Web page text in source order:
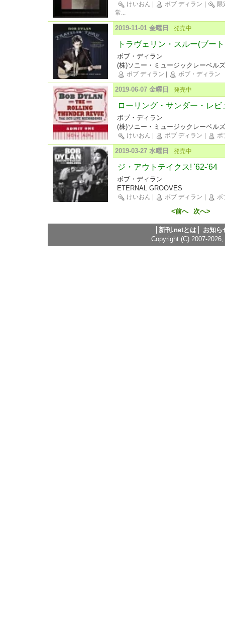
けいおん ボブ ディラン
限
常...
2019-11-01 金曜日 発売中
トラヴェリン・スルー(ブー
ボブ・ディラン
(株)ソニー・ミュージックレーベルズ
ボブ ディラン ボブ・ディラン
2019-06-07 金曜日 発売中
ローリング・サンダー・レビ
ボブ・ディラン
(株)ソニー・ミュージックレーベルズ
けいおん ボブ ディラン ボ
2019-03-27 水曜日 発売中
ジ・アウトテイクス! '62-'64
ボブ・ディラン
ETERNAL GROOVES
けいおん ボブ ディラン ボ
<前へ 次へ>
新刊.netとは
お知ら
Copyright (C) 2007-2026,